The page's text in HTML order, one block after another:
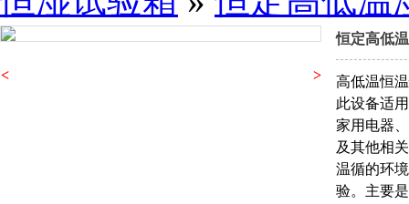
< >
恒定高低
高低温恒
此设备适
家用电器
及其他相
温循的环
验。主要